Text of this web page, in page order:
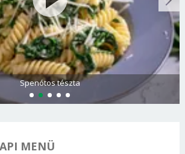
Spenótos tészta
MENÜ